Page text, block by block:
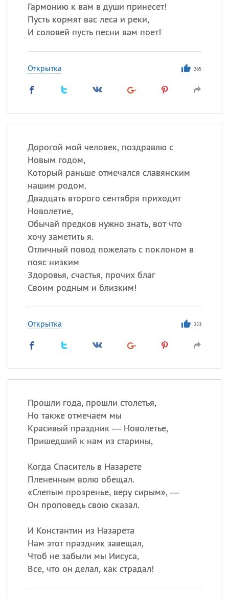
Гармонию к вам в души принесет!
Пусть кормят вас леса и реки,
И соловей пусть песни вам поет!
Открытка 265
Дорогой мой человек, поздравлю с
Новым годом,
Который раньше отмечался славянским
нашим родом.
Двадцать второго сентября приходит
Новолетие,
Обычай предков нужно знать, вот что
хочу заметить я.
Отличный повод пожелать с поклоном в
пояс низким
Здоровья, счастья, прочих благ
Своим родным и близким!
Открытка 223
Прошли года, прошли столетья,
Но также отмечаем мы
Красивый праздник — Новолетье,
Пришедший к нам из старины,
Когда Спаситель в Назарете
Плененным волю обещал.
«Слепым прозренье, веру сирым», —
Он проповедь свою сказал.
И Константин из Назарета
Нам этот праздник завещал,
Чтоб не забыли мы Иисуса,
Все, что он делал, как страдал!